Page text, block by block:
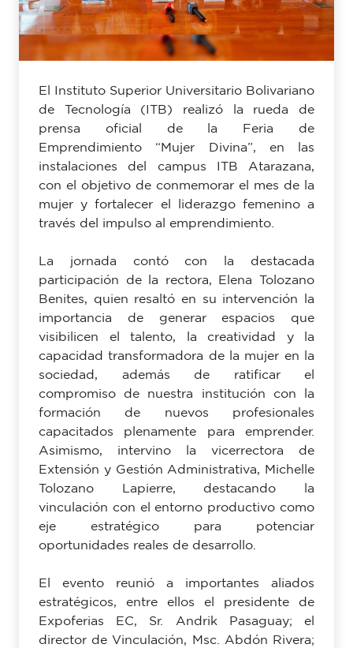
El Instituto Superior Universitario Bolivariano
de Tecnología (ITB) realizó la rueda de
prensa oficial de la Feria de
Emprendimiento “Mujer Divina”, en las
instalaciones del campus ITB Atarazana,
con el objetivo de conmemorar el mes de la
mujer y fortalecer el liderazgo femenino a
través del impulso al emprendimiento.
La jornada contó con la destacada
participación de la rectora, Elena Tolozano
Benites, quien resaltó en su intervención la
importancia de generar espacios que
visibilicen el talento, la creatividad y la
capacidad transformadora de la mujer en la
sociedad, además de ratificar el
compromiso de nuestra institución con la
formación de nuevos profesionales
capacitados plenamente para emprender.
Asimismo, intervino la vicerrectora de
Extensión y Gestión Administrativa, Michelle
Tolozano Lapierre, destacando la
vinculación con el entorno productivo como
eje estratégico para potenciar
oportunidades reales de desarrollo.
El evento reunió a importantes aliados
estratégicos, entre ellos el presidente de
Expoferias EC, Sr. Andrik Pasaguay; el
director de Vinculación, Msc. Abdón Rivera;